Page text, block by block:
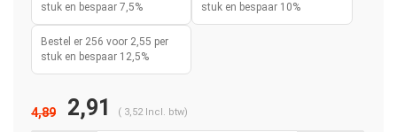
stuk en bespaar 7,5%
stuk en bespaar 10%
Bestel er 256 voor 2,55 per
stuk en bespaar 12,5%
4,89 2,91 ( 3,52 Incl. btw)